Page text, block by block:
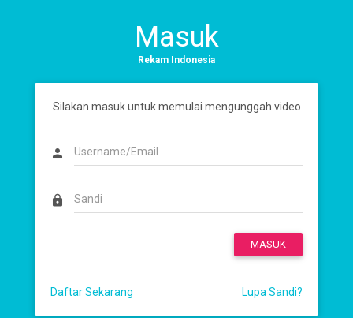
Masuk
Rekam Indonesia
Silakan masuk untuk memulai mengunggah video
person
lock
MASUK
Daftar Sekarang Lupa Sandi?